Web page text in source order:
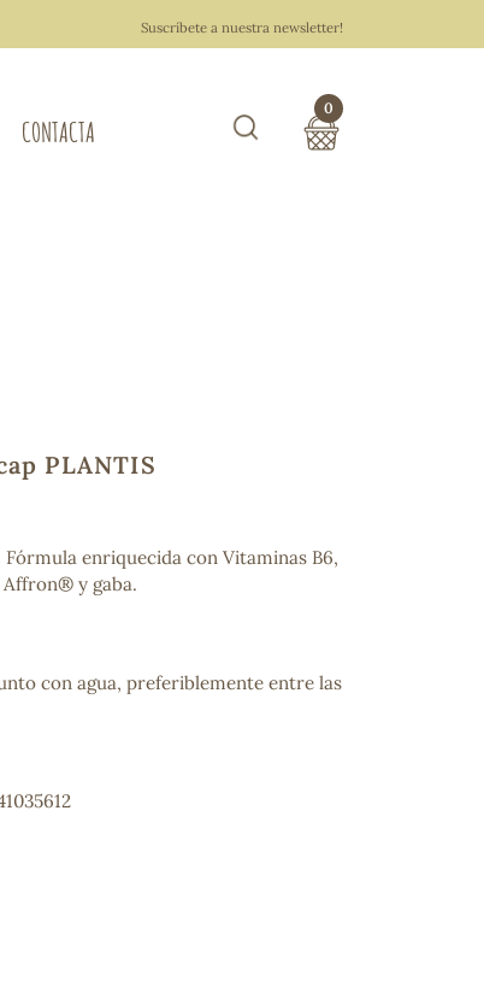
Suscríbete a nuestra newsletter!
CONTACTA
0
PLANTIS
enriquecida con Vitaminas B6,
Affron® y gaba.
con agua, preferiblemente entre las